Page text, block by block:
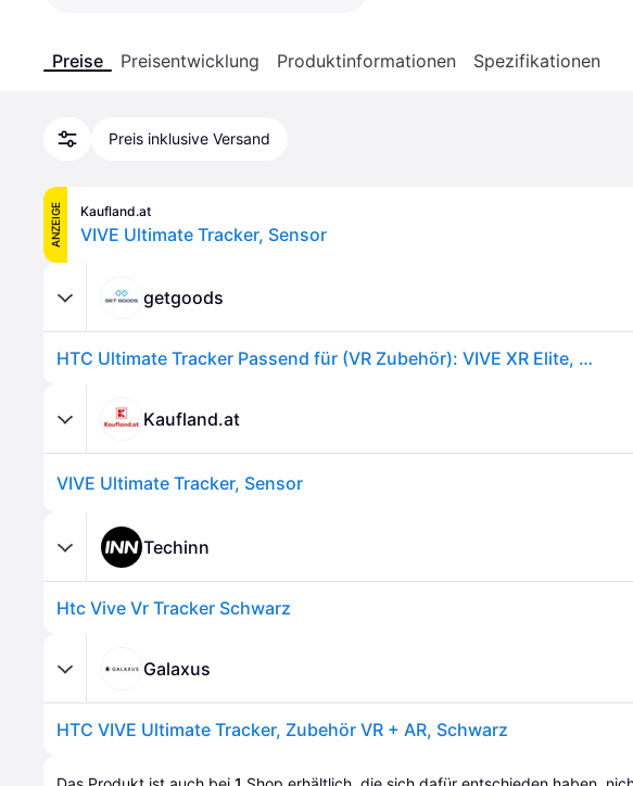
Preise Preisentwicklung Produktinformationen Spezifikationen
Preis inklusive Versand
ANZEIGE Kaufland.at
VIVE Ultimate Tracker, Sensor
getgoods
HTC Ultimate Tracker Passend für (VR Zubehör): VIVE XR Elite, HTC Vive Focus 3 Schwarz
Kaufland.at
VIVE Ultimate Tracker, Sensor
Techinn
Htc Vive Vr Tracker Schwarz
Galaxus
HTC VIVE Ultimate Tracker, Zubehör VR + AR, Schwarz